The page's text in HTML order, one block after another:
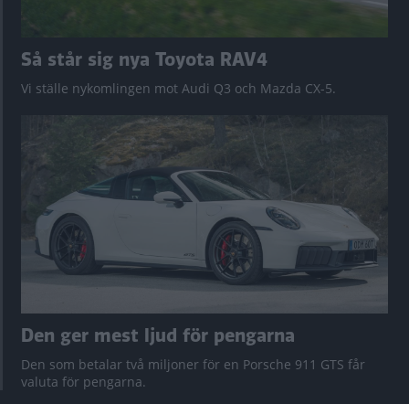
Så står sig nya Toyota RAV4
Vi ställe nykomlingen mot Audi Q3 och Mazda CX-5.
Den ger mest ljud för pengarna
Den som betalar två miljoner för en Porsche 911 GTS får
valuta för pengarna.